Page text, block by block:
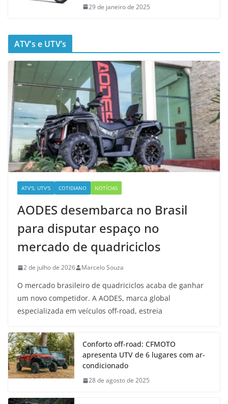
29 de janeiro de 2025
ATV’s e UTV’s
ATV'S, UTV'S COTIDIANO NOTÍCIAS
AODES desembarca no Brasil
para disputar espaço no
mercado de quadriciclos
2 de julho de 2026 Marcelo Souza
O mercado brasileiro de quadriciclos acaba de ganhar
um novo competidor. A AODES, marca global
especializada em veículos off-road, estreia
Conforto off-road: CFMOTO
apresenta UTV de 6 lugares com ar-
condicionado
28 de agosto de 2025